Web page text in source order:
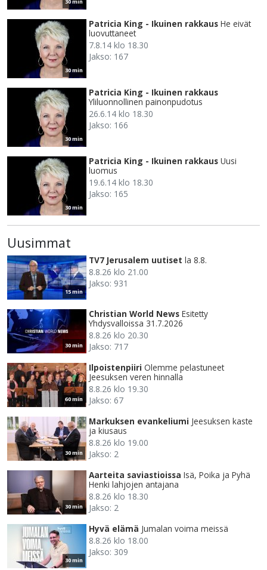
30 min
30 min
Patricia King - Ikuinen rakkaus He eivät
luovuttaneet
7.8.14 klo 18.30
Jakso: 167
30 min
Patricia King - Ikuinen rakkaus
Yliluonnollinen painonpudotus
26.6.14 klo 18.30
Jakso: 166
30 min
Patricia King - Ikuinen rakkaus Uusi
luomus
19.6.14 klo 18.30
Jakso: 165
Uusimmat
15 min
TV7 Jerusalem uutiset la 8.8.
8.8.26 klo 21.00
Jakso: 931
30 min
Christian World News Esitetty
Yhdysvalloissa 31.7.2026
8.8.26 klo 20.30
Jakso: 717
60 min
Ilpoistenpiiri Olemme pelastuneet
Jeesuksen veren hinnalla
8.8.26 klo 19.30
Jakso: 67
30 min
Markuksen evankeliumi Jeesuksen kaste
ja kiusaus
8.8.26 klo 19.00
Jakso: 2
30 min
Aarteita saviastioissa Isä, Poika ja Pyhä
Henki lahjojen antajana
8.8.26 klo 18.30
Jakso: 2
30 min
Hyvä elämä Jumalan voima meissä
8.8.26 klo 18.00
Jakso: 309